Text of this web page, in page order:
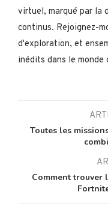
virtuel, marqué par la
continus. Rejoignez-
d'exploration, et
inédits dans le monde
Toutes les
Comment trouver